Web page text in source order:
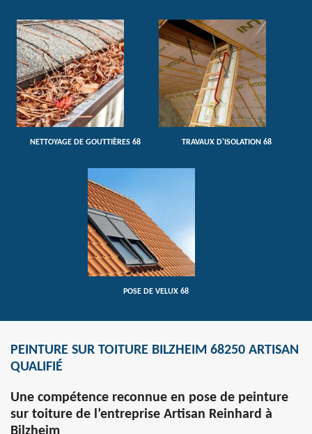
NETTOYAGE DE GOUTTIÈRES 68 TRAVAUX D'ISOLATION 68
POSE DE VELUX 68
PEINTURE SUR TOITURE BILZHEIM 68250 ARTISAN
QUALIFIÉ
Une compétence reconnue en pose de peinture
sur toiture de l’entreprise Artisan Reinhard à
Bilzheim